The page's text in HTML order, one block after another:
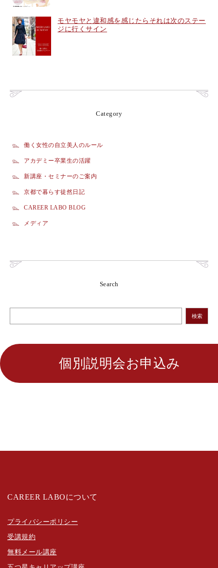
モヤモヤと違和感を感じたらそれは次のステー
ジに行くサイン
Category
働く女性の自立美人のルール
アカデミー卒業生の活躍
新講座・セミナーのご案内
京都で暮らす徒然日記
CAREER LABO BLOG
メディア
Search
検索
個別説明会お申込み
CAREER LABOについて
プライバシーポリシー
受講規約
無料メール講座